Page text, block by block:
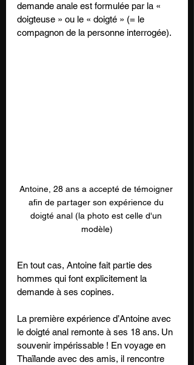
demande anale est formulée par la «
doigteuse » ou le « doigté » (= le
compagnon de la personne interrogée).
Antoine, 28 ans a accepté de témoigner
afin de partager son expérience du
doigté anal (la photo est celle d'un
modèle)
En tout cas, Antoine fait partie des
hommes qui font explicitement la
demande à ses copines.
La première expérience d’Antoine avec
le doigté anal remonte à ses 18 ans. Un
souvenir impérissable ! En voyage en
Thaïlande avec des amis, il rencontre